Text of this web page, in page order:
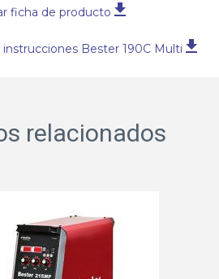
ficha de producto
Bester 190C Multi
relacionados